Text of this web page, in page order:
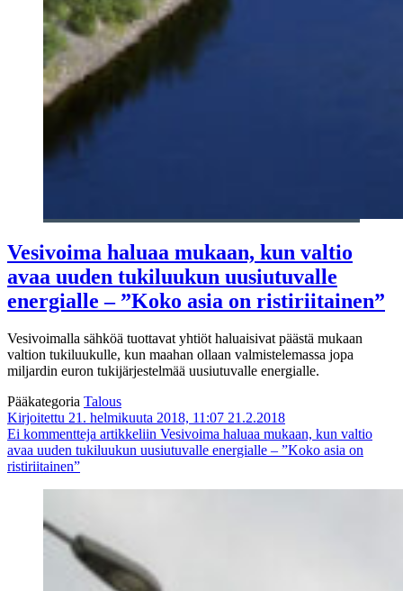
Vesivoima haluaa mukaan, kun valtio
avaa uuden tukiluukun uusiutuvalle
energialle – ”Koko asia on ristiriitainen”
Vesivoimalla sähköä tuottavat yhtiöt haluaisivat päästä mukaan
valtion tukiluukulle, kun maahan ollaan valmistelemassa jopa
miljardin euron tukijärjestelmää uusiutuvalle energialle.
Pääkategoria Talous
Kirjoitettu 21. helmikuuta 2018, 11:07 21.2.2018
Ei kommentteja artikkeliin Vesivoima haluaa mukaan, kun valtio
avaa uuden tukiluukun uusiutuvalle energialle – ”Koko asia on
ristiriitainen”